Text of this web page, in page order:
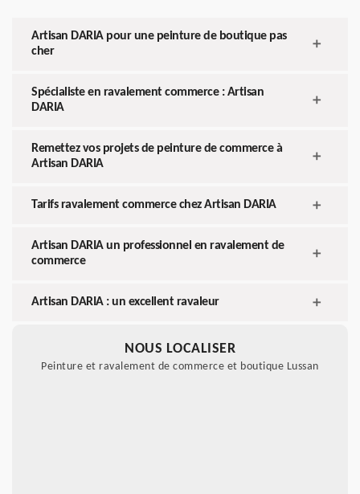
Artisan DARIA pour une peinture de boutique pas
cher
Spécialiste en ravalement commerce : Artisan
DARIA
Remettez vos projets de peinture de commerce à
Artisan DARIA
Tarifs ravalement commerce chez Artisan DARIA
Artisan DARIA un professionnel en ravalement de
commerce
Artisan DARIA : un excellent ravaleur
NOUS LOCALISER
Peinture et ravalement de commerce et boutique Lussan